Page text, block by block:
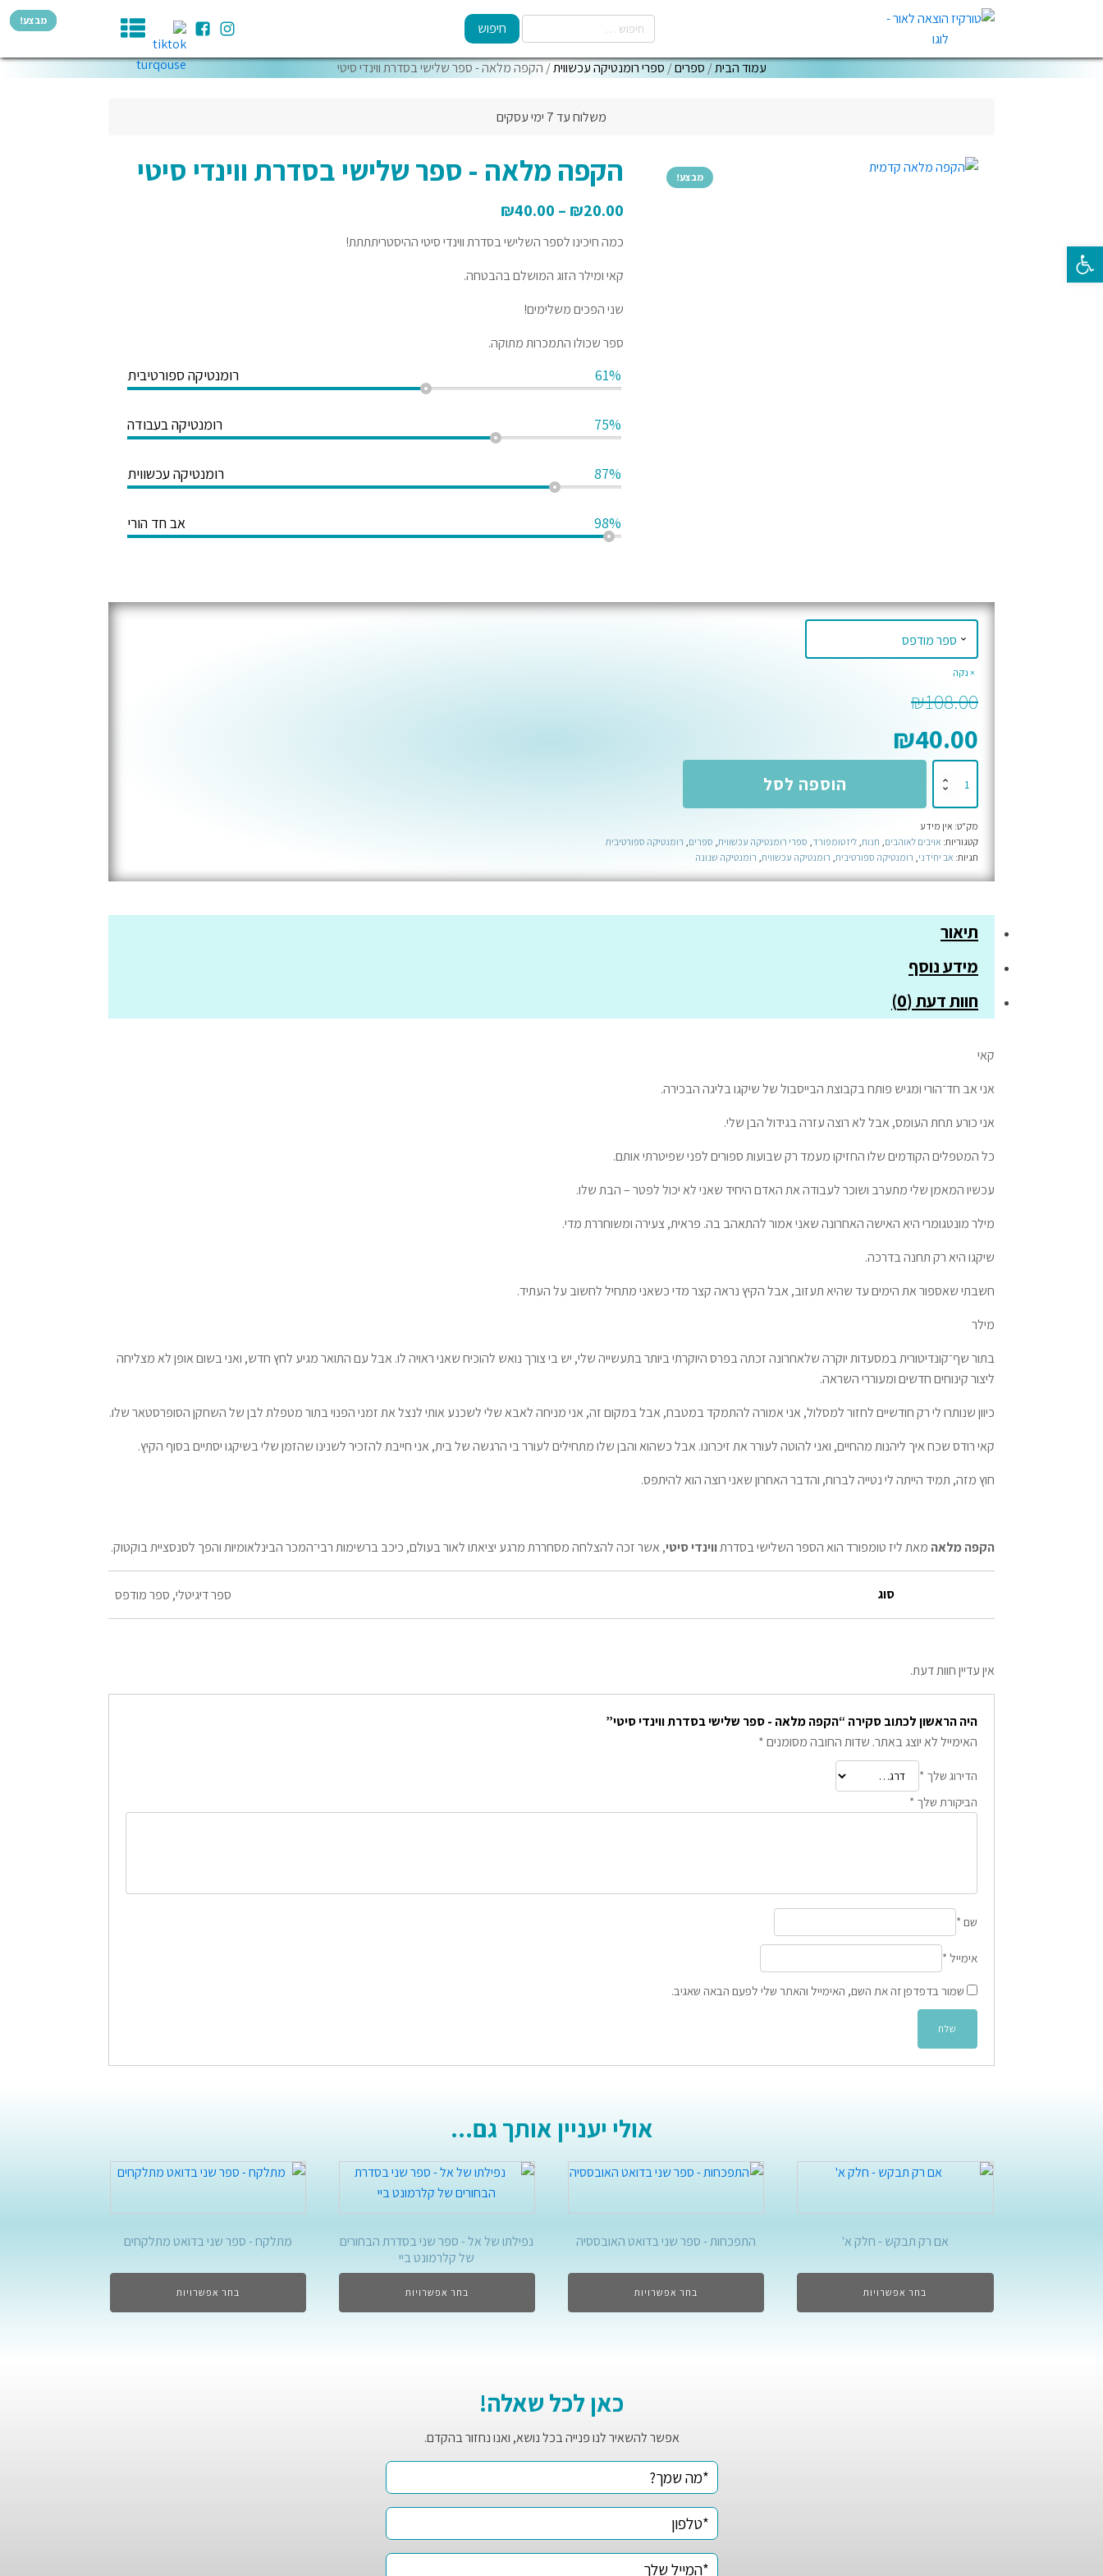
פתח סרגל נגישות
עמוד הבית/ ספרים/ ספרי רומנטיקה עכשווית/ הקפה מלאה - ספר שלישי בסדרת ווינדי סיטי
משלוח עד 7 ימי עסקים
מבצע! הקפה מלאה - ספר שלישי בסדרת ווינדי סיטי
₪20.00
–
₪40.00
כמה חיכינו לספר השלישי בסדרת ווינדי סיטי ההיסטריתתתת!
קאי ומילר הזוג המושלם בהבטחה.
שני הפכים משלימים!
ספר שכולו התמכרות מתוקה.
רומנטיקה ספורטיבית 61%
רומנטיקה בעבודה 75%
רומנטיקה עכשווית 87%
אב חד הורי 98%
נקה
₪108.00
₪40.00
מלאה
-
ספר
בסדרת
ווינדי
הוספה לסל
מק"ט: אין מידע
קטגוריות: אויבים לאוהבים, חנות, ליז טומפורד, ספרי רומנטיקה עכשווית, ספרים, רומנטיקה ספורטיבית
תגיות: אב יחידני, רומנטיקה ספורטיבית, רומנטיקה עכשווית, רומנטיקה שנונה
תיאור
מידע נוסף
חוות דעת (0)
קאי
אני אב חד־הורי ומגיש פותח בקבוצת הבייסבול של שיקגו בליגה הבכירה.
אני כורע תחת העומס, אבל לא רוצה עזרה בגידול הבן שלי.
כל המטפלים הקודמים שלו החזיקו מעמד רק שבועות ספורים לפני שפיטרתי אותם.
עכשיו המאמן שלי מתערב ושוכר לעבודה את האדם היחיד שאני לא יכול לפטר – הבת שלו.
מילר מונטגומרי היא האישה האחרונה שאני אמור להתאהב בה. פראית, צעירה ומשוחררת מדי.
שיקגו היא רק תחנה בדרכה.
חשבתי שאספור את הימים עד שהיא תעזוב, אבל הקיץ נראה קצר מדי כשאני מתחיל לחשוב על העתיד.
מילר
בתור שף־קונדיטורית במסעדות יוקרה שלאחרונה זכתה בפרס היוקרתי ביותר בתעשייה שלי, יש בי צורך נואש להוכיח שאני ראויה לו. אבל עם התואר מגיע לחץ חדש, ואני בשום אופן לא מצליחה
ליצור קינוחים חדשים ומעוררי השראה.
כיוון שנותרו לי רק חודשיים לחזור למסלול, אני אמורה להתמקד במטבח, אבל במקום זה, אני מניחה לאבא שלי לשכנע אותי לנצל את זמני הפנוי בתור מטפלת לבן של השחקן הסופרסטאר שלו.
קאי רודס שכח איך ליהנות מהחיים, ואני להוטה לעורר את זיכרונו. אבל כשהוא והבן שלו מתחילים לעורר בי הרגשה של בית, אני חייבת להזכיר לשנינו שהזמן שלי בשיקגו יסתיים בסוף הקיץ.
חוץ מזה, תמיד הייתה לי נטייה לברוח, והדבר האחרון שאני רוצה הוא להיתפס.
הקפה מלאה מאת ליז טומפורד הוא הספר השלישי בסדרתווינדי סיטי, אשר זכה להצלחה מסחררת מרגע יציאתו לאור בעולם, כיכב ברשימות רבי־המכר הבינלאומיות והפך לסנסציית בוקטוק.
סוג ספר דיגיטלי, ספר מודפס
אין עדיין חוות דעת.
היה הראשון לכתוב סקירה “הקפה מלאה - ספר שלישי בסדרת ווינדי סיטי”
האימייל לא יוצג באתר. שדות החובה מסומנים*
הדירוג שלך *
הביקורת שלך *
שם *
אימייל *
שמור בדפדפן זה את השם, האימייל והאתר שלי לפעם הבאה שאגיב.
אולי יעניין אותך גם...
מבצע!
אם רק תבקש - חלק א'
בחר אפשרויות
מבצע!
התפכחות - ספר שני בדואט האובססיה
בחר אפשרויות
מבצע!
נפילתו של אל - ספר שני בסדרת הבחורים
של קלרמונט ביי
בחר אפשרויות
מבצע!
מתלקח - ספר שני בדואט מתלקחים
בחר אפשרויות
כאן לכל שאלה!
אפשר להשאיר לנו פנייה בכל נושא, ואנו נחזור בהקדם.